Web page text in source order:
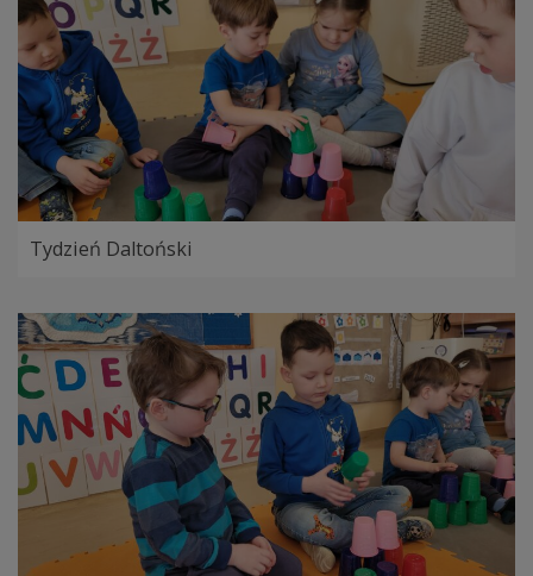
Tydzień Daltoński